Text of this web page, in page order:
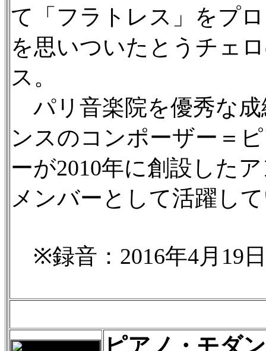
て「フラトレス」をプ
を思いついたとうチェ
ス。
パリ音楽院を優秀な成
ンスのコンポーザー＝
ーが2010年に創設した
メンバーとして活躍し
※録音：2016年4月19
ピアノ・モダ